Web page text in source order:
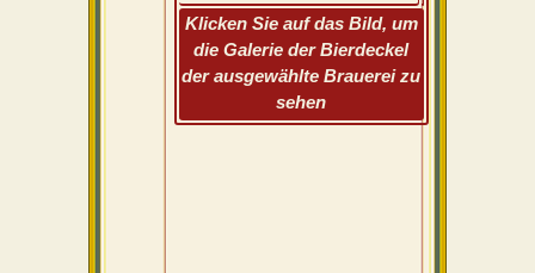
Klicken Sie auf das Bild, um
die Galerie der Bierdeckel
der ausgewählte Brauerei zu
sehen